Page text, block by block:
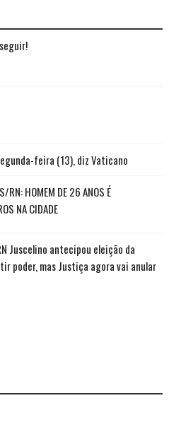
feira (13), diz Vaticano
RN: HOMEM DE 26 ANOS É
NA CIDADE
Juscelino antecipou eleição da
poder, mas Justiça agora vai anular